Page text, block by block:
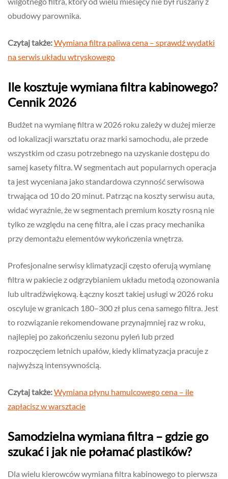
obudowy parownika.
Czytaj także:Wymiana filtra paliwa cena – sprawdź wydatki
na serwis układu wtryskowego
Ile kosztuje wymiana filtra kabinowego?
Cennik 2026
Budżet na wymianę filtra w 2026 roku zależy w dużej mierze
od lokalizacji warsztatu oraz marki samochodu, ale przede
wszystkim od czasu potrzebnego na uzyskanie dostępu do
samej kasety filtra. W segmentach aut popularnych operacja
ta jest wyceniana jako standardowa czynność serwisowa
trwająca od 10 do 20 minut. Patrząc na koszty serwisu auta,
widać wyraźnie, że w segmentach premium koszty rosną nie
tylko ze względu na cenę filtra, ale i czas pracy mechanika
przy demontażu elementów wykończenia wnętrza.
Profesjonalne serwisy klimatyzacji często oferują wymianę
filtra w pakiecie z odgrzybianiem układu metodą ozonowania
lub ultradźwiękową. Łączny koszt takiej usługi w 2026 roku
oscyluje w granicach 180–300 zł plus cena samego filtra. Jest
to rozwiązanie rekomendowane przynajmniej raz w roku,
najlepiej po zakończeniu sezonu pyleń lub przed
rozpoczęciem letnich upałów, kiedy klimatyzacja pracuje z
najwyższą intensywnością.
Czytaj także:Wymiana płynu hamulcowego cena – ile
zapłacisz w warsztacie
Samodzielna wymiana filtra – gdzie go
szukać i jak nie połamać plastików?
Dla wielu kierowców wymiana filtra kabinowego to pierwsza